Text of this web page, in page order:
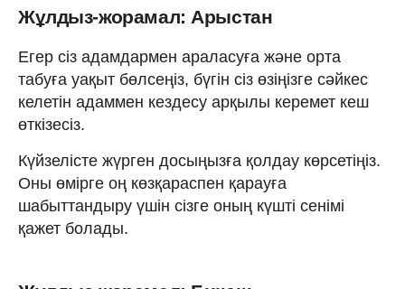
Жұлдыз-жорамал: Арыстан
Егер сіз адамдармен араласуға және орта
табуға уақыт бөлсеңіз, бүгін сіз өзіңізге сәйкес
келетін адаммен кездесу арқылы керемет кеш
өткізесіз.
Күйзелісте жүрген досыңызға қолдау көрсетіңіз.
Оны өмірге оң көзқараспен қарауға
шабыттандыру үшін сізге оның күшті сенімі
қажет болады.